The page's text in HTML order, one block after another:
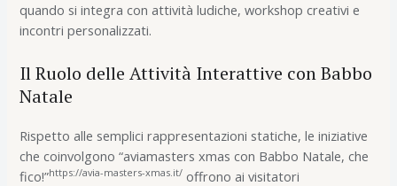
quando si integra con attività ludiche, workshop creativi e
incontri personalizzati.
Il Ruolo delle Attività Interattive con Babbo
Natale
Rispetto alle semplici rappresentazioni statiche, le iniziative
che coinvolgono “aviamasters xmas con Babbo Natale, che
fico!”https://avia-masters-xmas.it/ offrono ai visitatori